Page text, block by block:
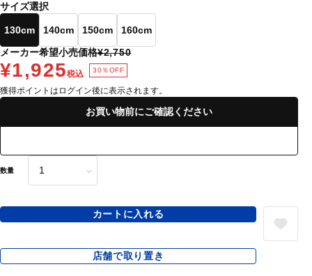
サイズ選択
130cm 140cm 150cm
160cm
メーカー希望小売価格¥2,750
¥1,925税込 30％OFF
獲得ポイントはログイン後に表示されます。
お買い物前にご確認ください
数量
カートに入れる
店舗で取り置き